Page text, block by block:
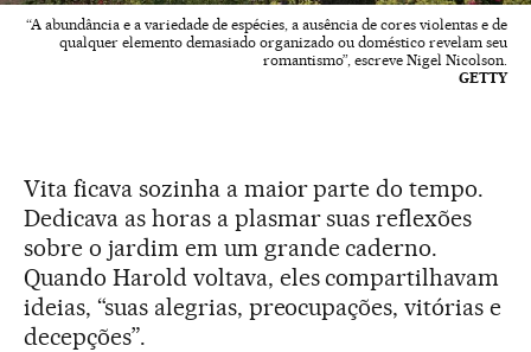
“A abundância e a variedade de espécies, a ausência de cores violentas e de
qualquer elemento demasiado organizado ou doméstico revelam seu
romantismo”, escreve Nigel Nicolson.
GETTY
Vita ficava sozinha a maior parte do tempo.
Dedicava as horas a plasmar suas reflexões
sobre o jardim em um grande caderno.
Quando Harold voltava, eles compartilhavam
ideias, “suas alegrias, preocupações, vitórias e
decepções”.